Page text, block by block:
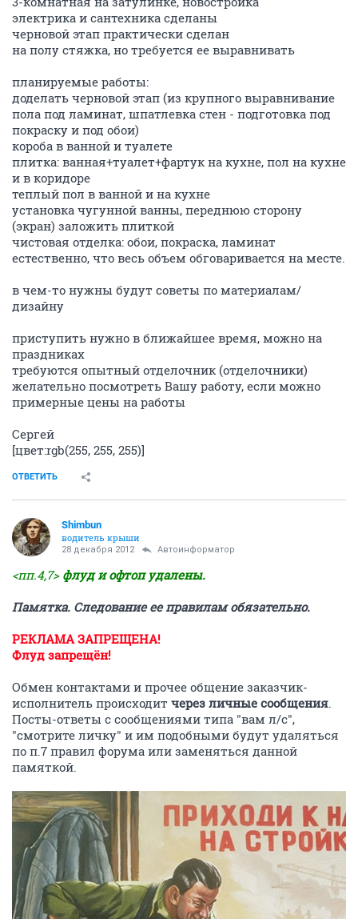
электрика и сантехника сделаны
черновой этап практически сделан
на полу стяжка, но требуется ее выравнивать
планируемые работы:
доделать черновой этап (из крупного выравнивание
пола под ламинат, шпатлевка стен - подготовка под
покраску и под обои)
короба в ванной и туалете
плитка: ванная+туалет+фартук на кухне, пол на кухне
и в коридоре
теплый пол в ванной и на кухне
установка чугунной ванны, переднюю сторону
(экран) заложить плиткой
чистовая отделка: обои, покраска, ламинат
естественно, что весь объем обговаривается на месте.
в чем-то нужны будут советы по материалам/
дизайну
приступить нужно в ближайшее время, можно на
праздниках
требуются опытный отделочник (отделочники)
желательно посмотреть Вашу работу, если можно
примерные цены на работы
Сергей
[цвет:rgb(255, 255, 255)]
ОТВЕТИТЬ
Shimbun
водитель крыши
28 декабря 2012 Автоинформатор
<пп.4,7>флуд и офтоп удалены.
Памятка. Следование ее правилам обязательно.
РЕКЛАМА ЗАПРЕЩЕНА!
Флуд запрещён!
Обмен контактами и прочее общение заказчик-
исполнитель происходит через личные сообщения.
Посты-ответы с сообщениями типа "вам л/с",
"смотрите личку" и им подобными будут удаляться
по п.7 правил форума или заменяться данной
памяткой.